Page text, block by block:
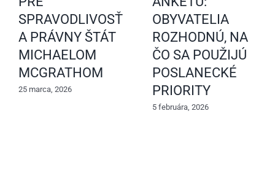
SPRAVODLIVOSŤ
A PRÁVNY ŠTÁT
MICHAELOM
MCGRATHOM
25 marca, 2026
OBYVATELIA
ROZHODNÚ, NA
ČO SA POUŽIJÚ
POSLANECKÉ
PRIORITY
5 februára, 2026